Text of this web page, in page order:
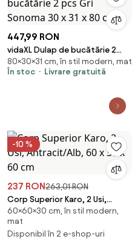
447,99 RON
vidaXL Dulap de bucătărie 2
pcs Gri Sonoma 30 x 31 x 80 cm
80×30×31 cm, în stil modern, mat
În stoc
Livrare gratuită
-10 %
237 RON263,01 RON
Corp Superior Karo, 2 Usi,
Antracit/Alb, 60 x 30 x 60 cm
60×60×30 cm, în stil modern,
mat
Disponibil în 2 e-shop-uri